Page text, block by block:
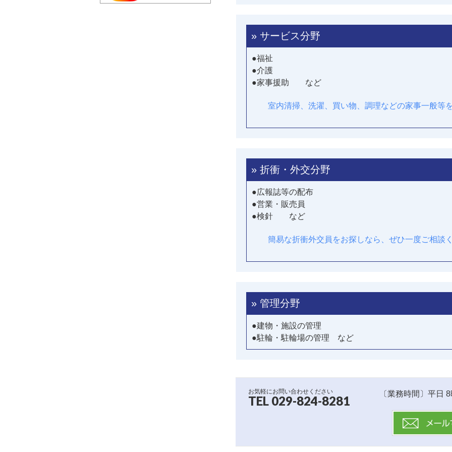
» サービス分野
●福祉
●介護
●家事援助 など
室内清掃、洗濯、買い物、調理などの家事一般等を
» 折衝・外交分野
●広報誌等の配布
●営業・販売員
●検針 など
簡易な折衝外交員をお探しなら、ぜひ一度ご相談く
» 管理分野
●建物・施設の管理
●駐輪・駐輪場の管理 など
お気軽にお問い合わせください
TEL 029-824-8281 〔業務時間〕平日